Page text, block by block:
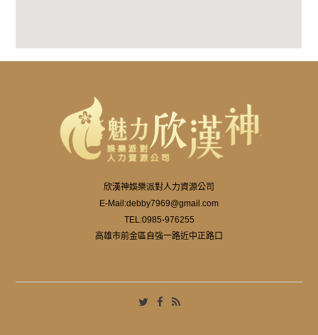
欣漢神娛樂派對人力資源公司
E-Mail:debby7969@gmail.com
TEL:0985-976255
高雄市前金區自強一路近中正路口